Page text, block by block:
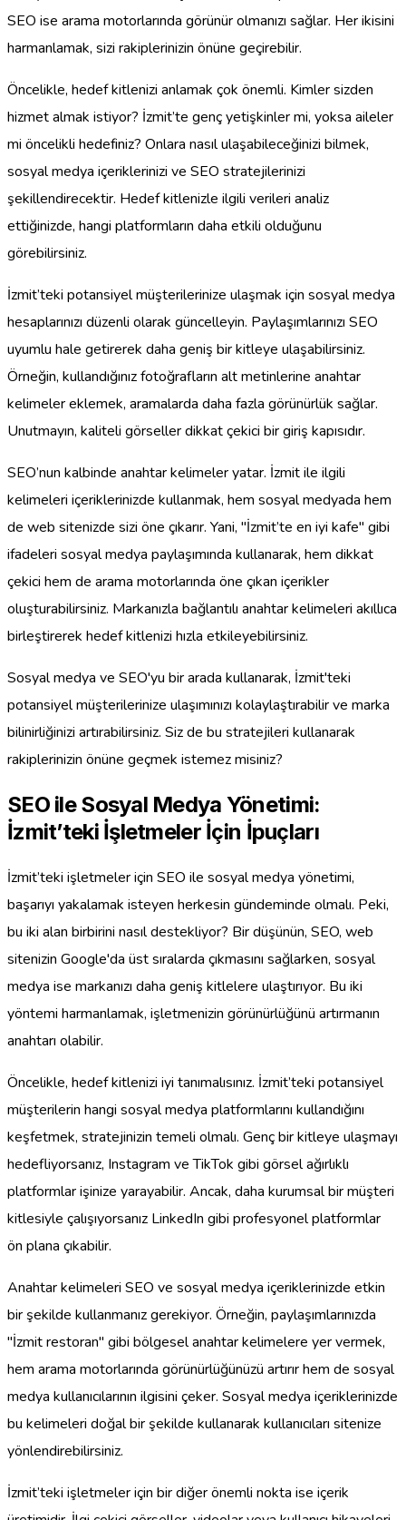
SEO ise arama motorlarında görünür olmanızı sağlar. Her ikisini
harmanlamak, sizi rakiplerinizin önüne geçirebilir.
Öncelikle, hedef kitlenizi anlamak çok önemli. Kimler sizden
hizmet almak istiyor? İzmit’te genç yetişkinler mi, yoksa aileler
mi öncelikli hedefiniz? Onlara nasıl ulaşabileceğinizi bilmek,
sosyal medya içeriklerinizi ve SEO stratejilerinizi
şekillendirecektir. Hedef kitlenizle ilgili verileri analiz
ettiğinizde, hangi platformların daha etkili olduğunu
görebilirsiniz.
İzmit’teki potansiyel müşterilerinize ulaşmak için sosyal medya
hesaplarınızı düzenli olarak güncelleyin. Paylaşımlarınızı SEO
uyumlu hale getirerek daha geniş bir kitleye ulaşabilirsiniz.
Örneğin, kullandığınız fotoğrafların alt metinlerine anahtar
kelimeler eklemek, aramalarda daha fazla görünürlük sağlar.
Unutmayın, kaliteli görseller dikkat çekici bir giriş kapısıdır.
SEO’nun kalbinde anahtar kelimeler yatar. İzmit ile ilgili
kelimeleri içeriklerinizde kullanmak, hem sosyal medyada hem
de web sitenizde sizi öne çıkarır. Yani, "İzmit’te en iyi kafe" gibi
ifadeleri sosyal medya paylaşımında kullanarak, hem dikkat
çekici hem de arama motorlarında öne çıkan içerikler
oluşturabilirsiniz. Markanızla bağlantılı anahtar kelimeleri akıllıca
birleştirerek hedef kitlenizi hızla etkileyebilirsiniz.
Sosyal medya ve SEO'yu bir arada kullanarak, İzmit'teki
potansiyel müşterilerinize ulaşımınızı kolaylaştırabilir ve marka
bilinirliğinizi artırabilirsiniz. Siz de bu stratejileri kullanarak
rakiplerinizin önüne geçmek istemez misiniz?
SEO ile Sosyal Medya Yönetimi:
İzmit’teki İşletmeler İçin İpuçları
İzmit’teki işletmeler için SEO ile sosyal medya yönetimi,
başarıyı yakalamak isteyen herkesin gündeminde olmalı. Peki,
bu iki alan birbirini nasıl destekliyor? Bir düşünün, SEO, web
sitenizin Google'da üst sıralarda çıkmasını sağlarken, sosyal
medya ise markanızı daha geniş kitlelere ulaştırıyor. Bu iki
yöntemi harmanlamak, işletmenizin görünürlüğünü artırmanın
anahtarı olabilir.
Öncelikle, hedef kitlenizi iyi tanımalısınız. İzmit’teki potansiyel
müşterilerin hangi sosyal medya platformlarını kullandığını
keşfetmek, stratejinizin temeli olmalı. Genç bir kitleye ulaşmayı
hedefliyorsanız, Instagram ve TikTok gibi görsel ağırlıklı
platformlar işinize yarayabilir. Ancak, daha kurumsal bir müşteri
kitlesiyle çalışıyorsanız LinkedIn gibi profesyonel platformlar
ön plana çıkabilir.
Anahtar kelimeleri SEO ve sosyal medya içeriklerinizde etkin
bir şekilde kullanmanız gerekiyor. Örneğin, paylaşımlarınızda
"İzmit restoran" gibi bölgesel anahtar kelimelere yer vermek,
hem arama motorlarında görünürlüğünüzü artırır hem de sosyal
medya kullanıcılarının ilgisini çeker. Sosyal medya içeriklerinizde
bu kelimeleri doğal bir şekilde kullanarak kullanıcıları sitenize
yönlendirebilirsiniz.
İzmit’teki işletmeler için bir diğer önemli nokta ise içerik